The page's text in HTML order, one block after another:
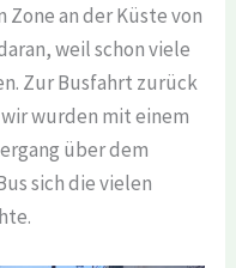
an der Küste von
weil schon viele
Zur Busfahrt zurück
wurden mit einem
über dem
sich die vielen